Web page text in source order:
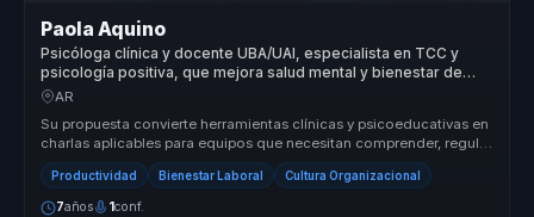
Paola Aquino
Psicóloga clínica y docente UBA/UAI, especialista en TCC y
psicología positiva, que mejora salud mental y bienestar de
equipos.
AR
Su propuesta convierte herramientas clínicas y psicoeducativas en
charlas aplicables para equipos que necesitan comprender, regular
y cui...
Productividad Bienestar Laboral Cultura Organizacional
7años 1conf.